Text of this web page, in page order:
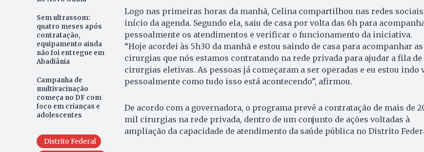
Sem ultrassom:
quatro meses após
contratação,
equipamento ainda
não foi entregue em
Abadiânia
Campanha de
multivacinação
começa no DF com
foco em crianças e
adolescentes
Distrito Federal
Logo nas primeiras horas da manhã, Celina compartilhou nas redes
início da agenda. Segundo ela, saiu de casa por volta das 6h para
pessoalmente os atendimentos e verificar o funcionamento da iniciativa.
“Hoje acordei às 5h30 da manhã e estou saindo de casa para acompanhar as
cirurgias que nós estamos contratando na rede privada para ajudar a fila de
cirurgias eletivas. As pessoas já começaram a ser operadas e eu estou indo
pessoalmente como tudo isso está acontecendo”, afirmou.
De acordo com a governadora, o programa prevê a contratação de mais de
mil cirurgias na rede privada, dentro de um conjunto de ações voltadas à
ampliação da capacidade de atendimento da saúde pública no Distrito